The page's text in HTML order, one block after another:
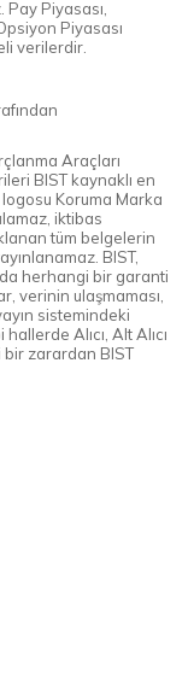
Pay Piyasası,
Piyasası
verilerdir.
Araçları
BIST kaynaklı en
Koruma Marka
iktibas
tüm belgelerin
BIST,
herhangi bir garanti
verinin ulaşmaması,
sistemindeki
Alıcı, Alt Alıcı
bir zarardan BIST